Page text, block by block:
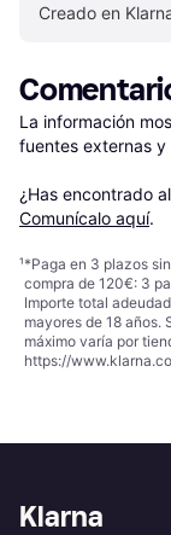
Creado en
La información
fuentes externas
¿Has encontrado
Comunícalo aquí.
¹*Paga en 3 plazos
compra de 120€: 3
Importe total
mayores de 18 años.
máximo varía por
https://
Klarna